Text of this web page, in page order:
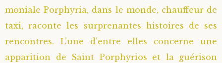
moniale Porphyria, dans le monde, chauffeur de
taxi, raconte les surprenantes histoires de ses
rencontres. L’une d’entre elles concerne une
apparition de Saint Porphyrios et la guérison